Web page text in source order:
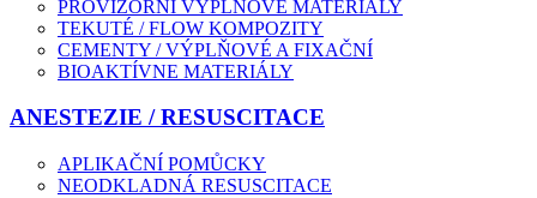
PROVIZORNÍ VÝPLŇOVÉ MATERIÁLY
TEKUTÉ / FLOW KOMPOZITY
CEMENTY / VÝPLŇOVÉ A FIXAČNÍ
BIOAKTÍVNE MATERIÁLY
ANESTEZIE / RESUSCITACE
APLIKAČNÍ POMŮCKY
NEODKLADNÁ RESUSCITACE